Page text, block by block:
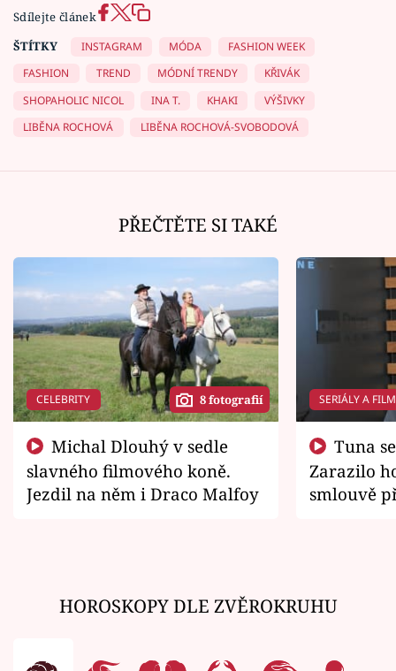
Sdílejte článek
ŠTÍTKY
INSTAGRAM MÓDA
FASHION WEEK
FASHION
TREND MÓDNÍ TRENDY
KŘIVÁK
SHOPAHOLIC NICOL
INA T. KHAKI
VÝŠIVKY
LIBĚNA ROCHOVÁ
LIBĚNA ROCHOVÁ-SVOBODOVÁ
PŘEČTĚTE SI TAKÉ
CELEBRITY 8 fotografií
slavného filmového koně.
Jezdil na něm i Draco Malfoy
SERIÁLY A
Zarazilo
smlouvě
HOROSKOPY DLE ZVĚROKRUHU